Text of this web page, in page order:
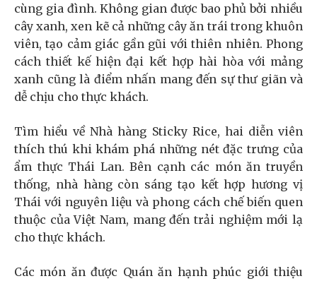
cùng gia đình. Không gian được bao phủ bởi nhiều
cây xanh, xen kẽ cả những cây ăn trái trong khuôn
viên, tạo cảm giác gần gũi với thiên nhiên. Phong
cách thiết kế hiện đại kết hợp hài hòa với mảng
xanh cũng là điểm nhấn mang đến sự thư giãn và
dễ chịu cho thực khách.
Tìm hiểu về Nhà hàng Sticky Rice, hai diễn viên
thích thú khi khám phá những nét đặc trưng của
ẩm thực Thái Lan. Bên cạnh các món ăn truyền
thống, nhà hàng còn sáng tạo kết hợp hương vị
Thái với nguyên liệu và phong cách chế biến quen
thuộc của Việt Nam, mang đến trải nghiệm mới lạ
cho thực khách.
Các món ăn được Quán ăn hạnh phúc giới thiệu